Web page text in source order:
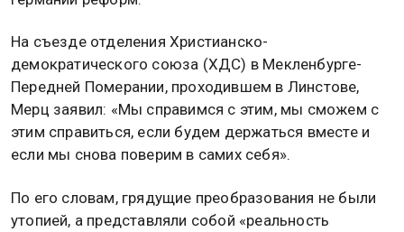
На съезде отделения Христианско-
демократического союза (ХДС) в Мекленбурге-
Передней Померании, проходившем в Линстове,
Мерц заявил: «Мы справимся с этим, мы сможем с
этим справиться, если будем держаться вместе и
если мы снова поверим в самих себя».
По его словам, грядущие преобразования не были
утопией, а представляли собой «реальность